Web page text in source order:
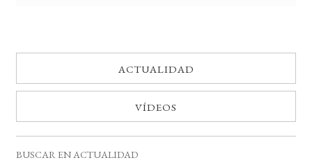
ACTUALIDAD
VÍDEOS
BUSCAR EN ACTUALIDAD